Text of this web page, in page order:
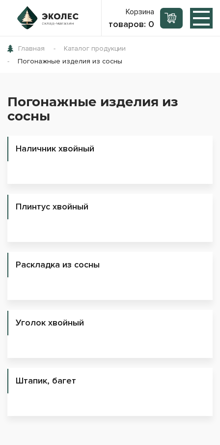
Корзина
товаров: 0
Главная
Каталог продукции
Погонажные изделия из сосны
Погонажные изделия из
сосны
Наличник хвойный
Плинтус хвойный
Раскладка из сосны
Уголок хвойный
Штапик, багет